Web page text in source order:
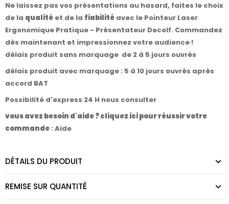
Ne laissez pas vos présentations au hasard, faites le choix
de la qualité et de la fiabilité avec le Pointeur Laser
Ergonomique Pratique - Présentateur Decolf. Commandez
dès maintenant et impressionnez votre audience !
délais produit sans marquage de 2 à 5 jours ouvrés
délais produit avec marquage : 5 à 10 jours ouvrés après
accord BAT
Possibilité d'express 24 H nous consulter
vous avez besoin d'aide ? cliquez ici pour réussir votre
commande : Aide
DÉTAILS DU PRODUIT
REMISE SUR QUANTITÉ